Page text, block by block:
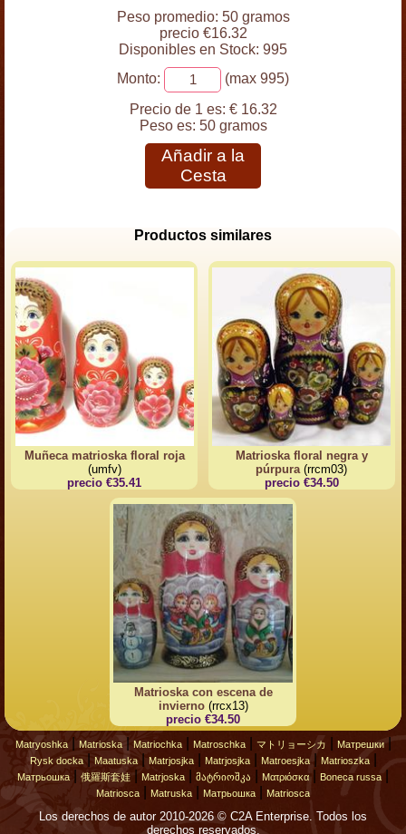
Peso promedio: 50 gramos
precio €16.32
Disponibles en Stock: 995
Monto:
(max 995)
Precio de 1 es: € 16.32
Peso es: 50 gramos
Añadir a la
Cesta
Productos similares
Muñeca matrioska floral roja
(umfv)
precio €35.41
Matrioska floral negra y
púrpura(rrcm03)
precio €34.50
Matrioska con escena de
invierno(rrcx13)
precio €34.50
Matryoshka| Matrioska| Matriochka| Matroschka| マトリョーシカ Матрешки|
Rysk docka| Maatuska| Matrjosjka| Matrjosjka| Matroesjka| Matrioszka|
Матрьошка 俄羅斯套娃 Matrjoska მატრიოშკა Ματριόσκα| Boneca russa
Matriosca Matruska Матрьошка Matriosca
Los derechos de autor 2010-2026 © C2A Enterprise. Todos los
derechos reservados.